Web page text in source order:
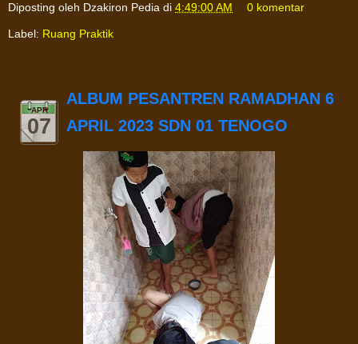
Diposting oleh Dzakiron Pedia di 4:49:00 AM 0 komentar
Label: Ruang Praktik
APR
07
ALBUM PESANTREN RAMADHAN 6
APRIL 2023 SDN 01 TENOGO